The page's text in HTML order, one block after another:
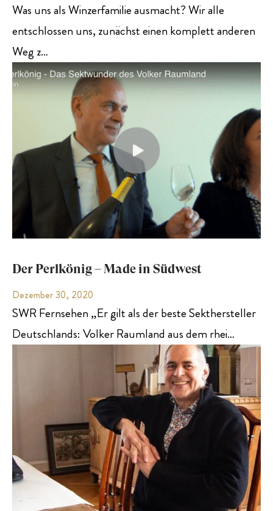
Was uns als Winzerfamilie ausmacht? Wir alle
entschlossen uns, zunächst einen komplett anderen
Weg z…
Der Perlkönig – Made in Südwest
Dezember 30, 2020
SWR Fernsehen „Er gilt als der beste Sekthersteller
Deutschlands: Volker Raumland aus dem rhei…